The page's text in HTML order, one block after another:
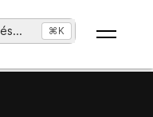
... ⌘K